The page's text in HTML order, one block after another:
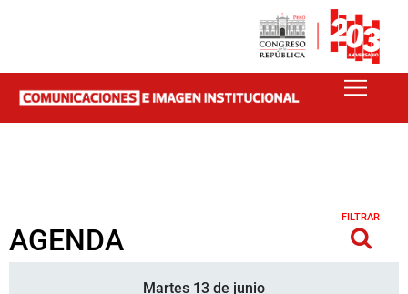
AGENDA
FILTRAR
Martes 13 de junio